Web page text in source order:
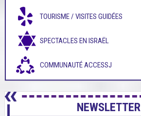
TOURISME / VISITES GUIDÉES
SPECTACLES EN ISRAËL
COMMUNAUTÉ ACCESSJ
NEWSLETTER